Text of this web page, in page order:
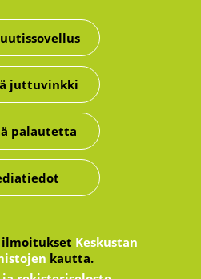
juttuvinkki
palautetta
ilmoitukset Keskustan
kautta.